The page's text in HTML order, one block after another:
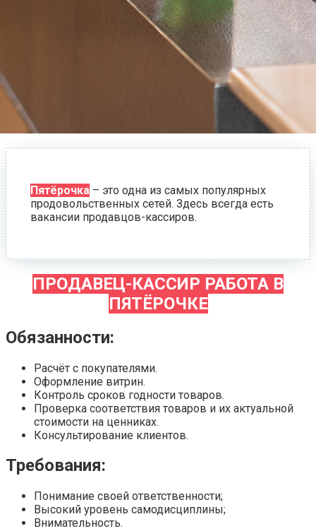
Пятёрочка – это одна из самых популярных
продовольственных сетей. Здесь всегда есть
вакансии продавцов-кассиров.
ПРОДАВЕЦ-КАССИР РАБОТА В
ПЯТЁРОЧКЕ
Обязанности:
Расчёт с покупателями.
Оформление витрин.
Контроль сроков годности товаров.
Проверка соответствия товаров и их актуальной
стоимости на ценниках.
Консультирование клиентов.
Требования:
Понимание своей ответственности;
Высокий уровень самодисциплины;
Внимательность.